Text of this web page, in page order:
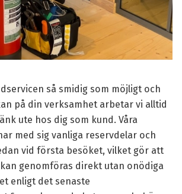
så smidig som möjligt och
på din verksamhet arbetar vi alltid
ute hos dig som kund. Våra
med sig vanliga reservdelar och
vid första besöket, vilket gör att
genomföras direkt utan onödiga
enligt det senaste